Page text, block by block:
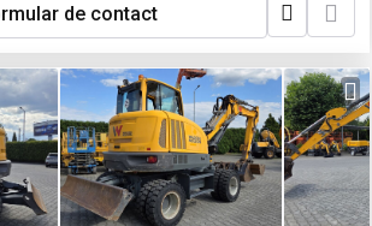
de contact